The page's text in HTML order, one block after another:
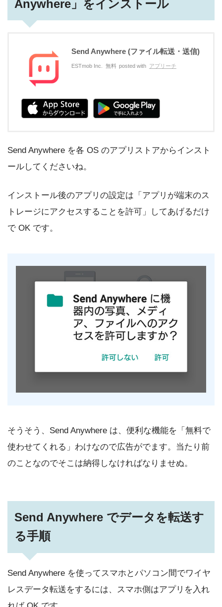
Anywhere」をインストール
Send Anywhere (ファイル転送・送信)
ESTmob Inc. 無料 posted with アプリーチ
Send Anywhere を各 OS のアプリストアからインスト
ールしてくださいね。
インストール後のアプリの設定は「アプリが端末のス
トレージにアクセスすることを許可」してあげるだけ
で OK です。
そうそう、Send Anywhere は、便利な機能を「無料で
使わせてくれる」わけなので広告がでます。当たり前
のことなのでそこは納得しなければなりませぬ。
Send Anywhere でデータを転送す
る手順
Send Anywhere を使ってスマホとパソコン間でワイヤ
レスデータ転送をするには、スマホ側はアプリを入れ